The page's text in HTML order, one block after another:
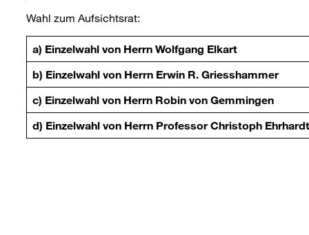
Wahl zum Aufsichtsrat:
a) Einzelwahl von Herrn Wolfgang Elkart
b) Einzelwahl von Herrn Erwin R. Griesshammer
c) Einzelwahl von Herrn Robin von Gemmingen
d) Einzelwahl von Herrn Professor Christoph Ehrhardt